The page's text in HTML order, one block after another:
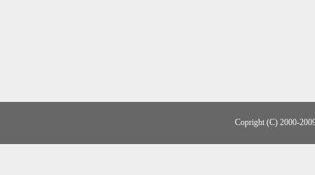
Copright (C) 2000-